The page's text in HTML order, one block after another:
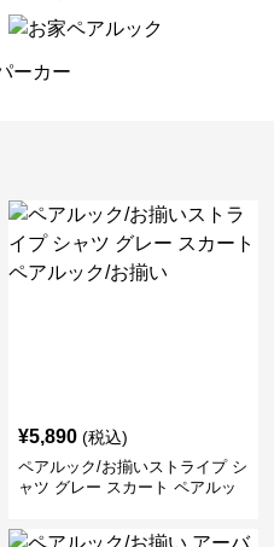
¥5,890 (税込)
ペアルック/お揃いストライプ シ
ャツ グレー スカート ペアルッ